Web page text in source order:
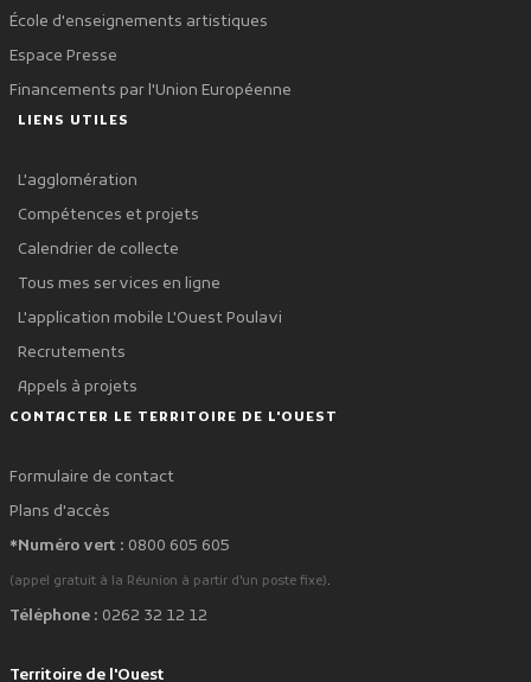
École d'enseignements artistiques
Espace Presse
Financements par l'Union Européenne
LIENS UTILES
L'agglomération
Compétences et projets
Calendrier de collecte
Tous mes services en ligne
L'application mobile L'Ouest Poulavi
Recrutements
Appels à projets
CONTACTER LE TERRITOIRE DE L'OUEST
Formulaire de contact
Plans d'accès
*Numéro vert : 0800 605 605
(appel gratuit à la Réunion à partir d'un poste fixe).
Téléphone : 0262 32 12 12
Territoire de l'Ouest